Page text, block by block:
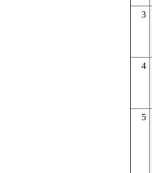
3
4
5